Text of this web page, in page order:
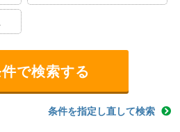
条件を指定し直して検索